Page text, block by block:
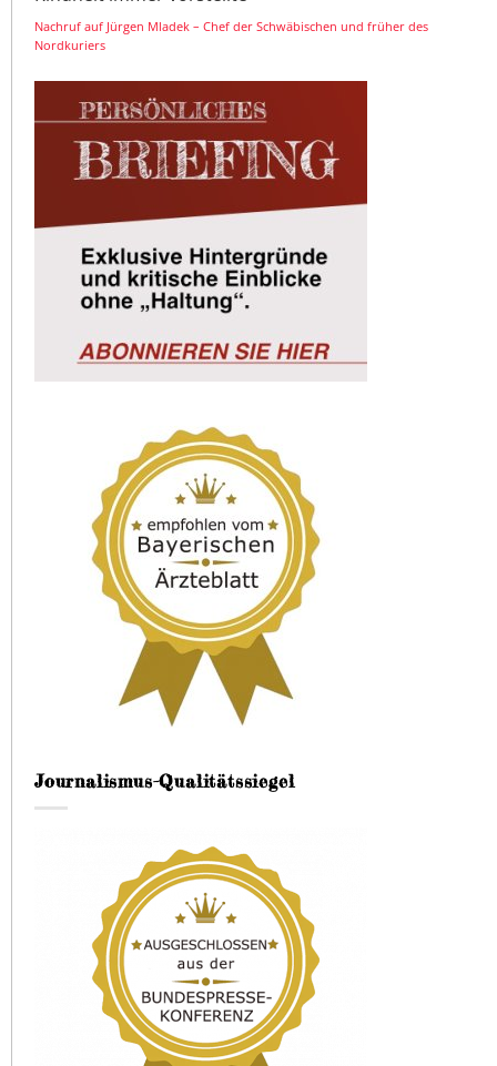
Nachruf auf Jürgen Mladek – Chef der Schwäbischen und früher des
Nordkuriers
Journalismus-Qualitätssiegel